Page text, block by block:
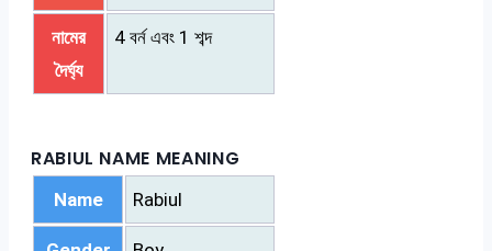
নামের
দৈর্ঘ্য
4 বর্ন এবং 1 শব্দ
RABIUL NAME MEANING
Name Rabiul